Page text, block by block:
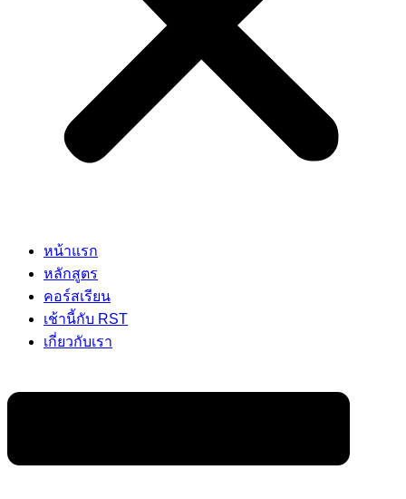
หน้าแรก
หลักสูตร
คอร์สเรียน
เช้านี้กับ RST
เกี่ยวกับเรา